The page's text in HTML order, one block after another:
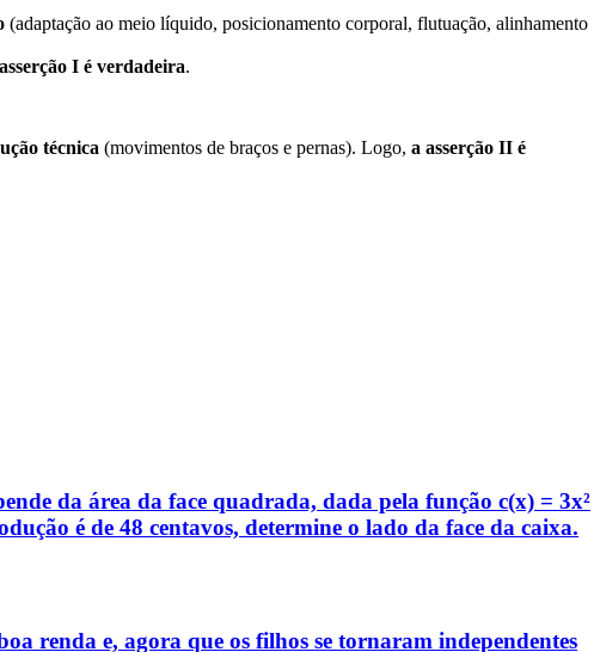
(adaptação ao meio líquido, posicionamento corporal, flutuação, alinhamento
I é verdadeira.
técnica (movimentos de braços e pernas). Logo, a asserção II é
da área da face quadrada, dada pela função c(x) = 3x²
é de 48 centavos, determine o lado da face da caixa.
renda e, agora que os filhos se tornaram independentes